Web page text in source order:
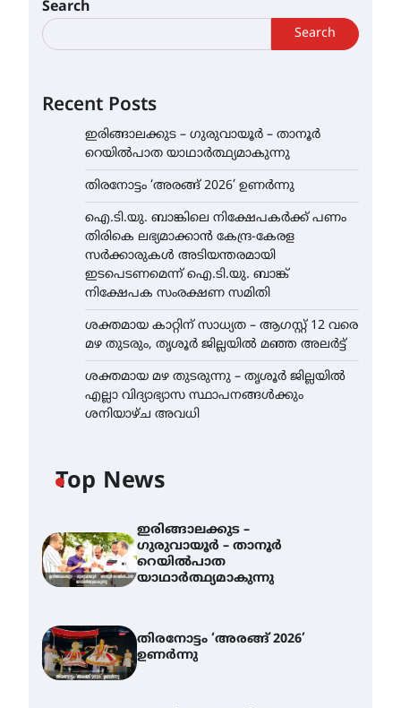
Search
Search
Recent Posts
ഇരിങ്ങാലക്കുട – ഗുരുവായൂർ – താനൂർ
റെയിൽപാത യാഥാർത്ഥ്യമാകുന്നു
തിരനോട്ടം ‘അരങ്ങ് 2026’ ഉണർന്നു
ഐ.ടി.യു. ബാങ്കിലെ നിക്ഷേപകർക്ക് പണം
തിരികെ ലഭ്യമാക്കാൻ കേന്ദ്ര-കേരള
സർക്കാരുകൾ അടിയന്തരമായി
ഇടപെടണമെന്ന് ഐ.ടി.യു. ബാങ്ക്
നിക്ഷേപക സംരക്ഷണ സമിതി
ശക്തമായ കാറ്റിന് സാധ്യത – ആഗസ്റ്റ് 12 വരെ
മഴ തുടരും, തൃശൂർ ജില്ലയിൽ മഞ്ഞ അലർട്ട്
ശക്തമായ മഴ തുടരുന്നു – തൃശൂർ ജില്ലയിൽ
എല്ലാ വിദ്യാഭ്യാസ സ്ഥാപനങ്ങൾക്കും
ശനിയാഴ്ച അവധി
Top News
ഇരിങ്ങാലക്കുട –
ഗുരുവായൂർ – താനൂർ
റെയിൽപാത
യാഥാർത്ഥ്യമാകുന്നു
തിരനോട്ടം ‘അരങ്ങ് 2026’
ഉണർന്നു